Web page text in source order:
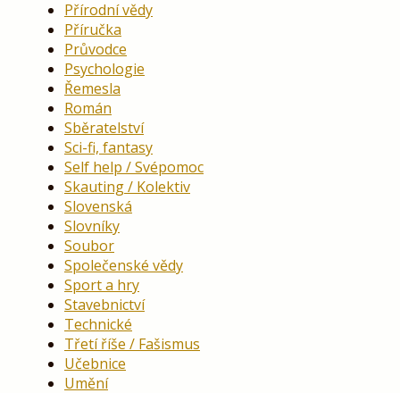
Přírodní vědy
Příručka
Průvodce
Psychologie
Řemesla
Román
Sběratelství
Sci-fi, fantasy
Self help / Svépomoc
Skauting / Kolektiv
Slovenská
Slovníky
Soubor
Společenské vědy
Sport a hry
Stavebnictví
Technické
Třetí říše / Fašismus
Učebnice
Umění